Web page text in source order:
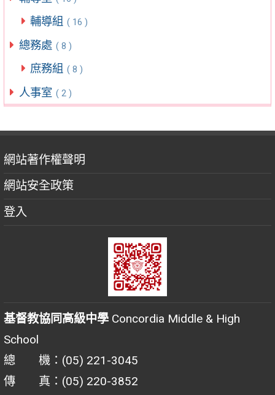
輔導組 ( 16 )
總務處 ( 8 )
庶務組 ( 8 )
人事室 ( 2 )
網站著作權聲明
網站安全政策
登入
基督教協同高級中學 Concordia Middle & High
School
總 機：(05) 221-3045
傳 真：(05) 220-3852